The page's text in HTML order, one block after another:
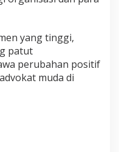
yang tinggi,
patut
perubahan positif
muda di